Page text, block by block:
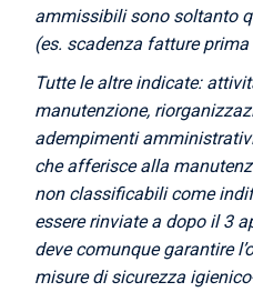
ammissibili sono soltanto
(es. scadenza fatture prima
Tutte le altre indicate:
manutenzione,
adempimenti
che afferisce alla
non classificabili come
essere rinviate a dopo il 3
deve comunque garantire
misure di sicurezza